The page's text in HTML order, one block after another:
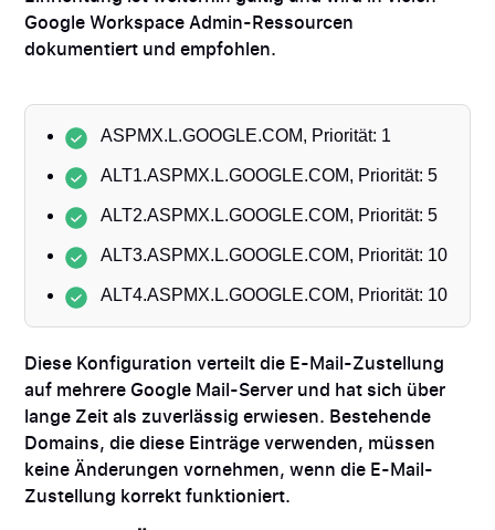
Google Workspace Admin-Ressourcen
dokumentiert und empfohlen.
ASPMX.L.GOOGLE.COM, Priorität: 1
ALT1.ASPMX.L.GOOGLE.COM, Priorität: 5
ALT2.ASPMX.L.GOOGLE.COM, Priorität: 5
ALT3.ASPMX.L.GOOGLE.COM, Priorität: 10
ALT4.ASPMX.L.GOOGLE.COM, Priorität: 10
Diese Konfiguration verteilt die E-Mail-Zustellung
auf mehrere Google Mail-Server und hat sich über
lange Zeit als zuverlässig erwiesen. Bestehende
Domains, die diese Einträge verwenden, müssen
keine Änderungen vornehmen, wenn die E-Mail-
Zustellung korrekt funktioniert.